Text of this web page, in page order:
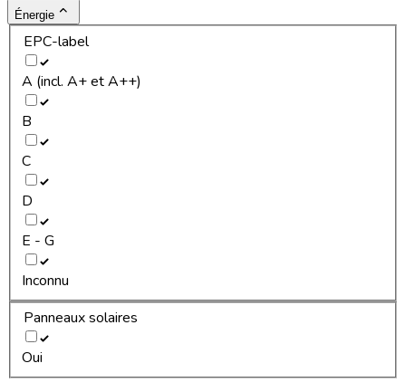
Énergie
EPC-label
A (incl. A+ et A++)
B
C
D
E - G
Inconnu
Panneaux solaires
Oui